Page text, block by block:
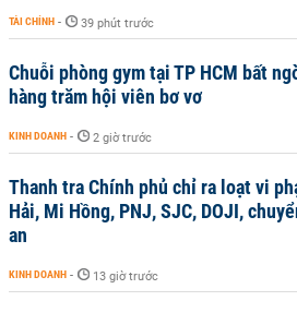
TÀI CHÍNH - 39 phút trước
Chuỗi phòng gym tại TP HCM bất
hàng trăm hội viên bơ vơ
KINH DOANH - 2 giờ trước
Thanh tra Chính phủ chỉ ra loạt vi
Hải, Mi Hồng, PNJ, SJC, DOJI,
an
KINH DOANH - 13 giờ trước